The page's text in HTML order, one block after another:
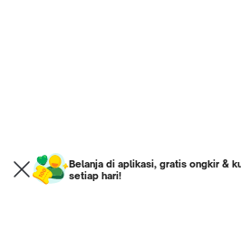
Belanja di aplikasi, gratis ongkir &
setiap hari!
Product